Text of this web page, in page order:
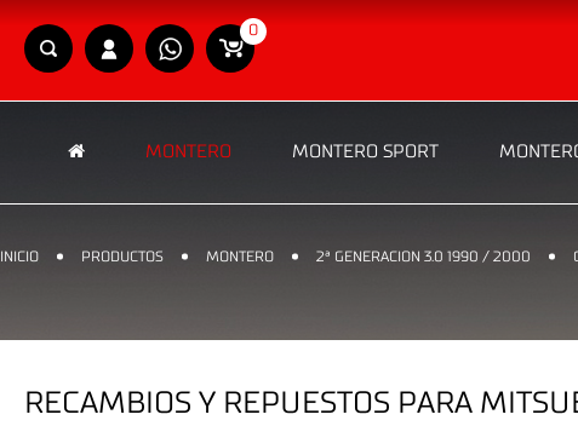
0
MONTERO MONTERO SPORT
INICIO PRODUCTOS MONTERO 2ª GENERACION 3.0 1990 / 2000
RECAMBIOS Y REPUESTOS PARA